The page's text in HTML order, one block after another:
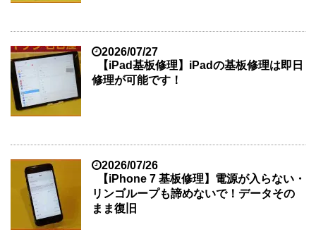
2026/07/27
【iPad基板修理】iPadの基板修理は即日
修理が可能です！
2026/07/26
【iPhone 7 基板修理】電源が入らない・
リンゴループも諦めないで！データその
まま復旧